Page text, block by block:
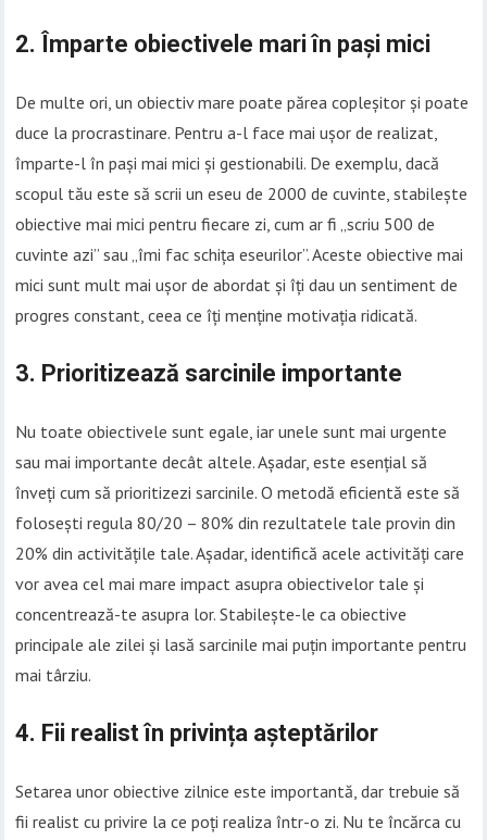
2. Împarte obiectivele mari în pași mici
De multe ori, un obiectiv mare poate părea copleșitor și poate
duce la procrastinare. Pentru a-l face mai ușor de realizat,
împarte-l în pași mai mici și gestionabili. De exemplu, dacă
scopul tău este să scrii un eseu de 2000 de cuvinte, stabilește
obiective mai mici pentru fiecare zi, cum ar fi „scriu 500 de
cuvinte azi” sau „îmi fac schița eseurilor”. Aceste obiective mai
mici sunt mult mai ușor de abordat și îți dau un sentiment de
progres constant, ceea ce îți menține motivația ridicată.
3. Prioritizează sarcinile importante
Nu toate obiectivele sunt egale, iar unele sunt mai urgente
sau mai importante decât altele. Așadar, este esențial să
înveți cum să prioritizezi sarcinile. O metodă eficientă este să
folosești regula 80/20 – 80% din rezultatele tale provin din
20% din activitățile tale. Așadar, identifică acele activități care
vor avea cel mai mare impact asupra obiectivelor tale și
concentrează-te asupra lor. Stabilește-le ca obiective
principale ale zilei și lasă sarcinile mai puțin importante pentru
mai târziu.
4. Fii realist în privința așteptărilor
Setarea unor obiective zilnice este importantă, dar trebuie să
fii realist cu privire la ce poți realiza într-o zi. Nu te încărca cu